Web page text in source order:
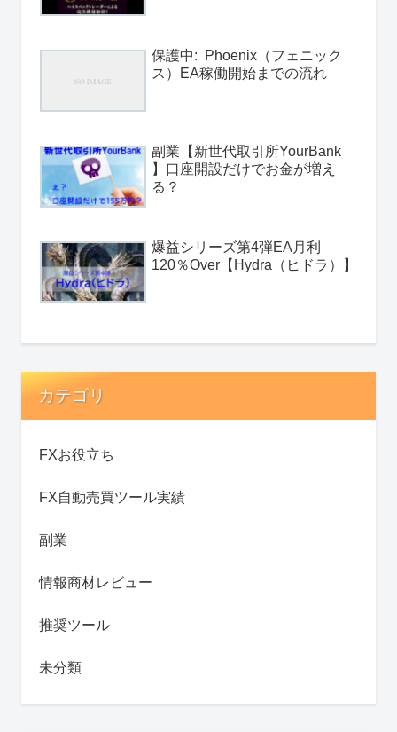
保護中: Phoenix（フェニック
ス）EA稼働開始までの流れ
副業【新世代取引所YourBank
】口座開設だけでお金が増え
る？
爆益シリーズ第4弾EA月利
120％Over【Hydra（ヒドラ）】
カテゴリ
FXお役立ち
FX自動売買ツール実績
副業
情報商材レビュー
推奨ツール
未分類